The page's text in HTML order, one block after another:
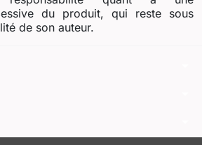
du produit, qui reste sous
de son auteur.